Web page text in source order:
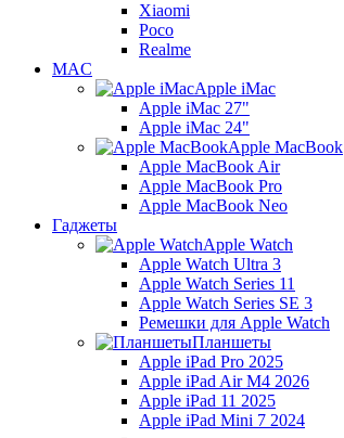
Xiaomi
Poco
Rеalme
MAC
Apple iMac
Apple iMac 27"
Apple iMac 24"
Apple MacBook
Apple MacBook Air
Apple MacBook Pro
Apple MacBook Neo
Гаджеты
Apple Watch
Apple Watch Ultra 3
Apple Watch Series 11
Apple Watch Series SE 3
Ремешки для Apple Watch
Планшеты
Apple iPad Pro 2025
Apple iPad Air M4 2026
Apple iPad 11 2025
Apple iPad Mini 7 2024